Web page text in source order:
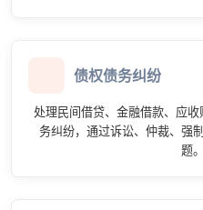
债权债务纠纷
处理民间借贷、金融借款、应
务纠纷，通过诉讼、仲裁、强
题。